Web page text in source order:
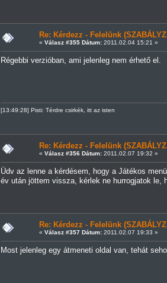
Re: Kérdezz - Felelünk
« Válasz #355 Dátum:2011.02.04 15:21 »
Régebbi verzióban, ami jelenleg nem érhető el.
[13:49:28] Pisti: Térdre csirkék, itt az isten
Re: Kérdezz - Felelünk
« Válasz #356 Dátum:2011.02.07 19:32 »
Üdv az lenne a kérdésem, hogy a Játékos
év után jöttem vissza, kérlek ne hurrogjatok
Re: Kérdezz - Felelünk
« Válasz #357 Dátum:2011.02.07 19:33 »
Most jelenleg egy átmeneti oldal van, tehát